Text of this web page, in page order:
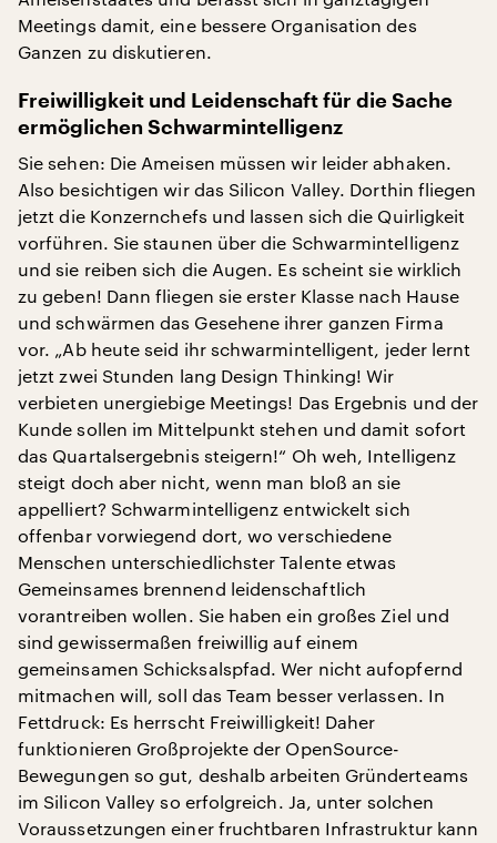
Meetings damit, eine bessere Organisation des
Ganzen zu diskutieren.
Freiwilligkeit und Leidenschaft für die Sache
ermöglichen Schwarmintelligenz
Sie sehen: Die Ameisen müssen wir leider abhaken.
Also besichtigen wir das Silicon Valley. Dorthin fliegen
jetzt die Konzernchefs und lassen sich die Quirligkeit
vorführen. Sie staunen über die Schwarmintelligenz
und sie reiben sich die Augen. Es scheint sie wirklich
zu geben! Dann fliegen sie erster Klasse nach Hause
und schwärmen das Gesehene ihrer ganzen Firma
vor. „Ab heute seid ihr schwarmintelligent, jeder lernt
jetzt zwei Stunden lang Design Thinking! Wir
verbieten unergiebige Meetings! Das Ergebnis und der
Kunde sollen im Mittelpunkt stehen und damit sofort
das Quartalsergebnis steigern!“ Oh weh, Intelligenz
steigt doch aber nicht, wenn man bloß an sie
appelliert? Schwarmintelligenz entwickelt sich
offenbar vorwiegend dort, wo verschiedene
Menschen unterschiedlichster Talente etwas
Gemeinsames brennend leidenschaftlich
vorantreiben wollen. Sie haben ein großes Ziel und
sind gewissermaßen freiwillig auf einem
gemeinsamen Schicksalspfad. Wer nicht aufopfernd
mitmachen will, soll das Team besser verlassen. In
Fettdruck: Es herrscht Freiwilligkeit! Daher
funktionieren Großprojekte der OpenSource-
Bewegungen so gut, deshalb arbeiten Gründerteams
im Silicon Valley so erfolgreich. Ja, unter solchen
Voraussetzungen einer fruchtbaren Infrastruktur kann